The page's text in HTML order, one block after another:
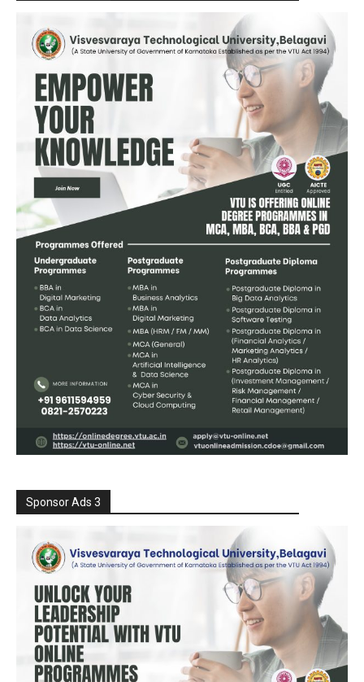
Sponsor Ads 3